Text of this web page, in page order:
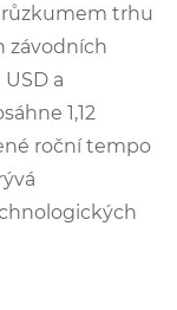
trhu
závodních
a
1,12
roční tempo